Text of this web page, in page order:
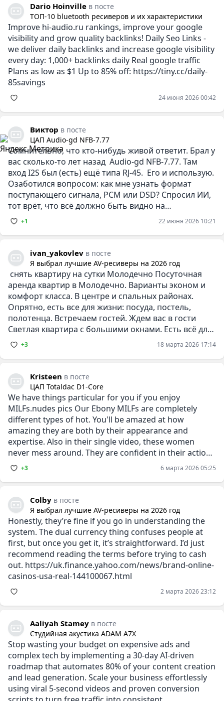
Dario Hoinville в посте
ТОП-10 bluetooth ресиверов и их характеристики
Improve hi-audio.ru rankings, improve your google
visibility and grow quality backlinks! Daily Seo Links -
we deliver daily backlinks and increase google visibility
every day: 1,000+ backlinks daily Real google traffic
Plans as low as $1 Up to 85% off: https://tiny.cc/daily-
85savings
24 июня 2026 00:42
Виктор в посте
ЦАП Audio-gd NFB-7.77
Сомнительно, что кто-нибудь живой ответит. Брал у
вас сколько-то лет назад Audio-gd NFB-7.77. Там
вход I2S был (есть) ещё типа RJ-45. Его и использую.
Озаботился вопросом: как мне узнать формат
поступающего сигнала, PCM или DSD? Спросил ИИ,
тот врёт, что всё должно быть видно на
информационном
+1 22 июня 2026 10:21
ivan_yakovlev в посте
Я выбрал лучшие AV-ресиверы на 2026 год
снять квартиру на сутки Молодечно Посуточная
аренда квартир в Молодечно. Варианты эконом и
комфорт класса. В центре и спальных районах.
Опрятно, есть все для жизни: посуда, постель,
полотенца. Встречаем гостей. Ждем вас в гости
Светлая квартира с большими окнами. Есть всё для
приготовления еды.
+3 18 марта 2026 17:14
Kristeen в посте
ЦАП Totaldac D1-Core
We have things particular for you if you enjoy
MILFs.nudes pics Our Ebony MILFs are completely
different types of hot. You'll be amazed at how
amazing they are both by their appearance and
expertise. Also in their single video, these women
never mess around. They are confident in their actions
and +3 6 марта 2026 05:25
Colby в посте
Я выбрал лучшие AV-ресиверы на 2026 год
Honestly, they’re fine if you go in understanding the
system. The dual currency thing confuses people at
first, but once you get it, it’s straightforward. I’d just
recommend reading the terms before trying to cash
out. https://uk.finance.yahoo.com/news/brand-online-
casinos-usa-real-144100067.html
2 марта 2026 23:12
Aaliyah Stamey в посте
Студийная акустика ADAM A7X
Stop wasting your budget on expensive ads and
complex tech by implementing a 30-day AI-driven
roadmap that automates 80% of your content creation
and lead generation. Scale your business effortlessly
using viral 5-second videos and proven conversion